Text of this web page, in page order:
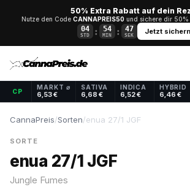
50% Extra Rabatt auf dein
Nutze den Code CANNAPREIS50und sichere dir 50%
04
STD : 54
MIN : 47
SEK Jetzt sichern
CP
MARKT ⌀
6,53 €
SATIVA
6,68 €
INDICA
6,52 €
HYBRID
6,46 €
CannaPreis/Sorten/enua 27/1 JGF
SORTE
enua 27/1 JGF
Jungle Fumes